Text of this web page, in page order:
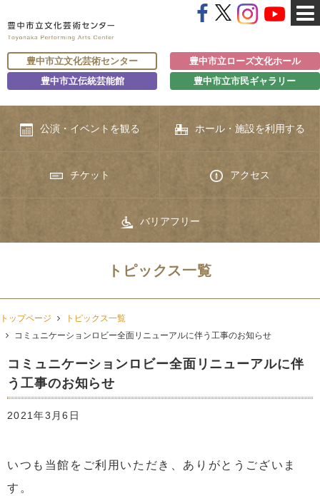
豊中市立文化芸術センター
豊中市立ローズ文化ホール
豊中市立伝統芸能館
豊中市立市民ギャラリー
公演・イベントを観る ホール・施設を利用する
チケット アクセス
バリアフリー
トピックス一覧
トップページ
トピックス一覧
コミュニケーションロビー全面リニューアルに伴う工事のお知らせ
コミュニケーションロビー全面リニューアルに伴
う工事のお知らせ
2021年3月6日
いつも当館をご利用いただき、ありがとうございま
す。